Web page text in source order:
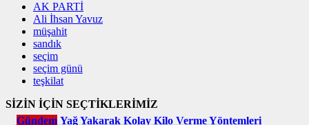
AK PARTİ
Ali İhsan Yavuz
müşahit
sandık
seçim
seçim günü
teşkilat
SİZİN İÇİN SEÇTİKLERİMİZ
Gündem Yağ Yakarak Kolay Kilo Verme Yöntemleri